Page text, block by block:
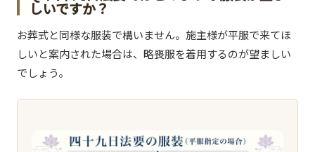
しいですか？
お葬式と同様な服装で構いません。施主様が平服で来てほ
しいと案内された場合は、略喪服を着用するのが望ましい
でしょう。